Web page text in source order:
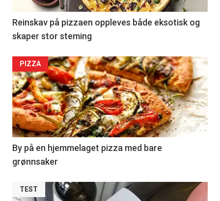
Reinskav på pizzaen oppleves både eksotisk og
skaper stor steming
PIZZA
By på en hjemmelaget pizza med bare
grønnsaker
TEST